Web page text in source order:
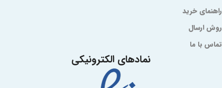
راهنمای خرید
روش ارسال
تماس با ما
نمادهای الکترونیکی